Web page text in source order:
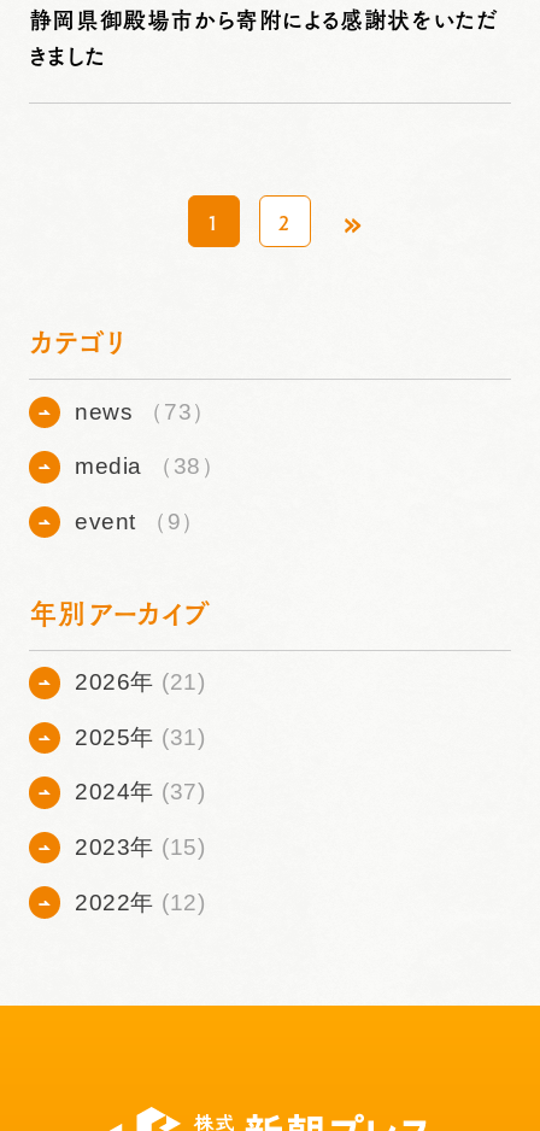
静岡県御殿場市から寄附による感謝状をいただ
きました
1 2 »
カテゴリ
news （73）
media （38）
event （9）
年別アーカイブ
2026年 (21)
2025年 (31)
2024年 (37)
2023年 (15)
2022年 (12)